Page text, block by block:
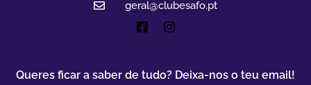
geral@clubesafo.pt
Queres ficar a saber de tudo? Deixa-nos o teu email!